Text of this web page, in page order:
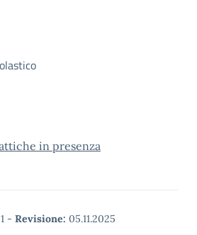
in presenza
- Revisione: 05.11.2025